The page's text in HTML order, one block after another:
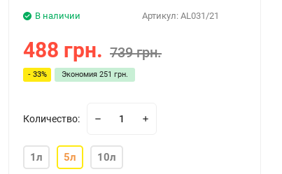
Артикул: AL031/21
В наличии
488 грн. 739 грн.
- 33% Экономия251 грн.
Количество:
1л 5л 10л